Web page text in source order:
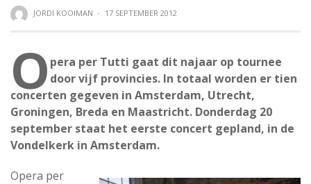
JORDI KOOIMAN · 17 SEPTEMBER 2012
O pera per Tutti gaat dit najaar op tournee
door vijf provincies. In totaal worden er tien
concerten gegeven in Amsterdam, Utrecht,
Groningen, Breda en Maastricht. Donderdag 20
september staat het eerste concert gepland, in de
Vondelkerk in Amsterdam.
Opera per